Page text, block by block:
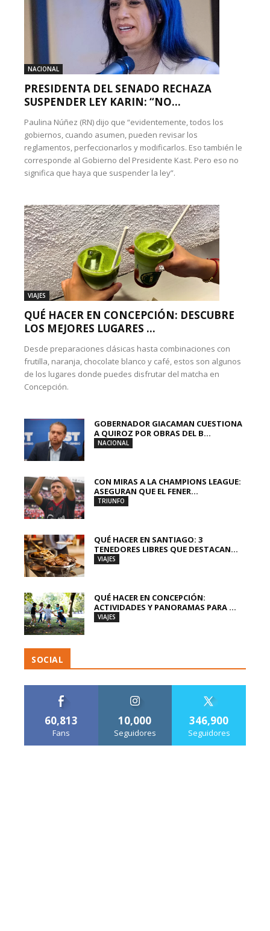
NACIONAL
PRESIDENTA DEL SENADO RECHAZA
SUSPENDER LEY KARIN: “NO...
Paulina Núñez (RN) dijo que “evidentemente, todos los
gobiernos, cuando asumen, pueden revisar los
reglamentos, perfeccionarlos y modificarlos. Eso también le
corresponde al Gobierno del Presidente Kast. Pero eso no
significa que haya que suspender la ley”.
VIAJES
QUÉ HACER EN CONCEPCIÓN: DESCUBRE
LOS MEJORES LUGARES ...
Desde preparaciones clásicas hasta combinaciones con
frutilla, naranja, chocolate blanco y café, estos son algunos
de los lugares donde puedes disfrutar del matcha en
Concepción.
GOBERNADOR GIACAMAN CUESTIONA
A QUIROZ POR OBRAS DEL B...
NACIONAL
CON MIRAS A LA CHAMPIONS LEAGUE:
ASEGURAN QUE EL FENER...
TRIUNFO
QUÉ HACER EN SANTIAGO: 3
TENEDORES LIBRES QUE DESTACAN...
VIAJES
QUÉ HACER EN CONCEPCIÓN:
ACTIVIDADES Y PANORAMAS PARA ...
VIAJES
SOCIAL
60,813
Fans
10,000
Seguidores
346,900
Seguidores